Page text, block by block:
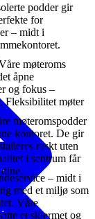
podder gir
for
– midt i
møteroms
åpne
og fokus –
Fleksibilitet møter
møteromspodder
kontoret. De gir
raskt uten
i sentrum får
– midt i
med et miljø som
Våre
et skjermet og